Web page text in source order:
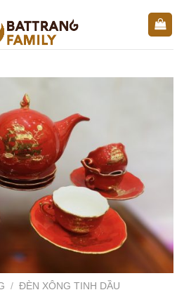
/ ĐÈN XÔNG TINH DẦU